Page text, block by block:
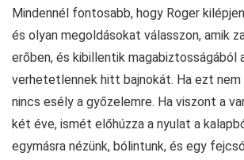
Mindennél fontosabb, hogy Roger
és olyan megoldásokat válasszon, amik
erőben, és kibillentik magabiztosságából
verhetetlennek hitt bajnokát. Ha ezt nem
nincs esély a győzelemre. Ha viszont a
két éve, ismét előhúzza a nyulat a
egymásra nézünk, bólintunk, és egy